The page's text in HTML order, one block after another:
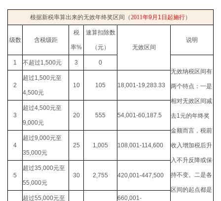
根据新税率算出来的无效年终奖区间（2011年9 月 1 日起施行）
级数 含税级距
税
率%
速算扣除数
（元） 无效区间
说明
1 不超过1,500元 3
0
无效纳税区间有
两个特点：一是
相对无效区间减
去1 元的年终奖
金额而言，税前
收入增加税后升
入不升反降或保
持不变。二是各
区间的起点都是
2
超过1,500元至
4,500元
10 105 18,001-19,283.33
3
超过4,500元至
9,000元
20 555 54,001-60,187.5
4
超过9,000元至
35,000元
25 1,005 108,001-114,600
5
超过35,000元至
55,000元
30 2,755 420,001-447,500
超过55,000元至 660,001-